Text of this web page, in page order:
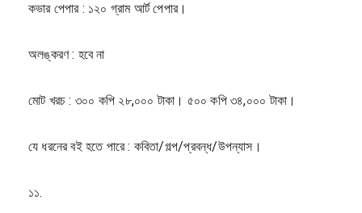
কভার পেপার : ১২০ গ্রাম আর্ট পেপার।
অলঙ্করণ : হবে না
মোট খরচ : ৩০০ কপি ২৮,০০০ টাকা। ৫০০ কপি ৩৪,০০০ টাকা।
যে ধরনের বই হতে পারে : কবিতা/গল্প/প্রবন্ধ/উপন্যাস।
১১.